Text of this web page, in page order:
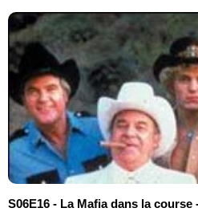
S06E16 - La Mafia dans la course